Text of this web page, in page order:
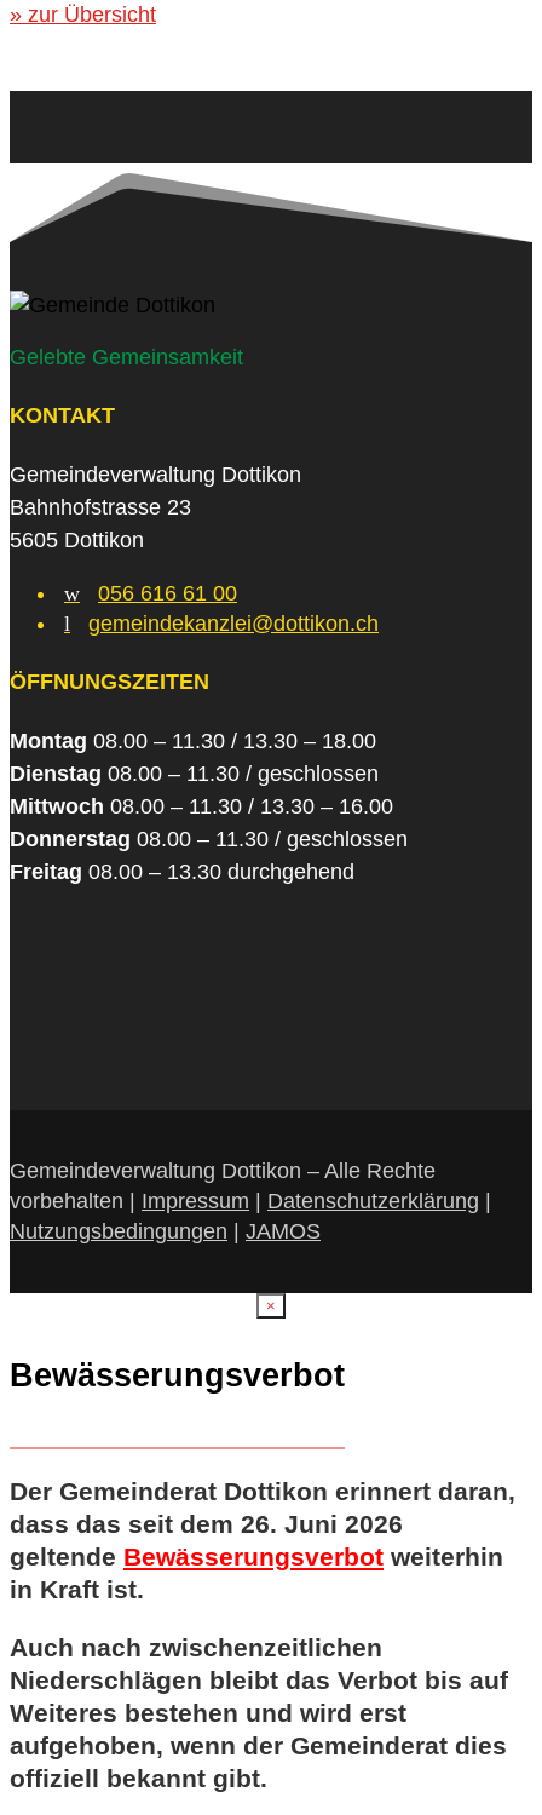
» zur Übersicht
Gelebte Gemeinsamkeit
KONTAKT
Gemeindeverwaltung Dottikon
Bahnhofstrasse 23
5605 Dottikon
w
056 616 61 00
l
gemeindekanzlei@dottikon.ch
ÖFFNUNGSZEITEN
Montag 08.00 – 11.30 / 13.30 – 18.00
Dienstag 08.00 – 11.30 / geschlossen
Mittwoch 08.00 – 11.30 / 13.30 – 16.00
Donnerstag 08.00 – 11.30 / geschlossen
Freitag 08.00 – 13.30 durchgehend
Gemeindeverwaltung Dottikon – Alle Rechte
vorbehalten | Impressum | Datenschutzerklärung |
Nutzungsbedingungen | JAMOS
×
Bewässerungsverbot
Der Gemeinderat Dottikon erinnert daran,
dass das seit dem 26. Juni 2026
geltende Bewässerungsverbot weiterhin
in Kraft ist.
Auch nach zwischenzeitlichen
Niederschlägen bleibt das Verbot bis auf
Weiteres bestehen und wird erst
aufgehoben, wenn der Gemeinderat dies
offiziell bekannt gibt.